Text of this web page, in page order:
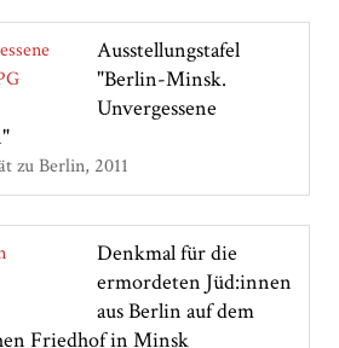
Ausstellungstafel
"Berlin-Minsk.
Unvergessene
zu Berlin 2011
Denkmal für die
ermordeten Jüd:innen
aus Berlin auf dem
Friedhof in Minsk